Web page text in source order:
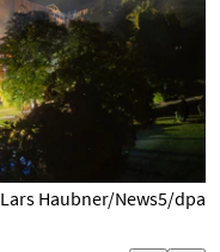
Lars Haubner/News5/dpa